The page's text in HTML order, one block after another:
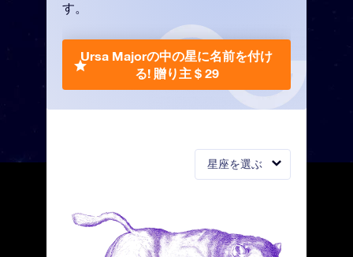
星座を選ぶ
す。
Ursa Majorの中の星に名前を付け
る! 贈り主 $ 29